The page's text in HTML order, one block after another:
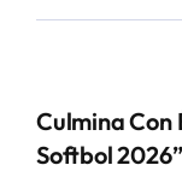
Culmina Con
Softbol